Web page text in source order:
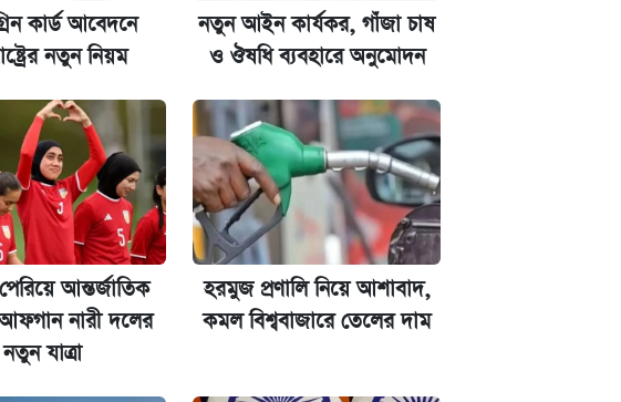
যা
বিরুদ্ধে ব্যবস্থা
কার্ড আবেদনে
নতুন নিয়ম
নতুন আইন কার্যকর, গাঁজা চাষ
ও ঔষধি ব্যবহারে অনুমোদন
আন্তর্জাতিক
নারী দলের
নতুন যাত্রা
হরমুজ প্রণালি নিয়ে আশাবাদ,
কমল বিশ্ববাজারে তেলের দাম